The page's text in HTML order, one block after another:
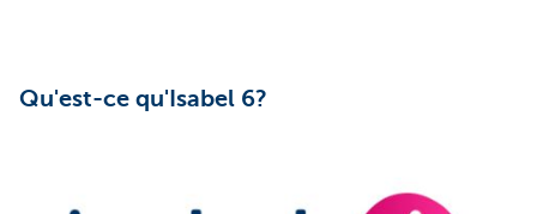
Qu'est-ce qu'Isabel 6?